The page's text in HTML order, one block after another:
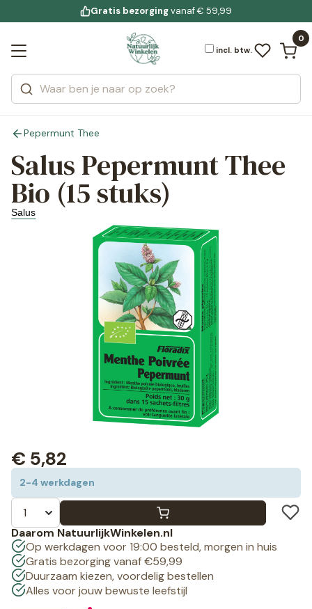
Jouw bewuste leefstijl
voor 19:00 uur besteld
Gratis bezorgingvanaf € 59,99
incl. btw.
0
Zoeken
Categorieën
Merken
Bekijk alle resultaten
Pepermunt Thee
Salus Pepermunt Thee
Bio (15 stuks)
Salus
2-4 werkdagen
€ 5,82
Daarom NatuurlijkWinkelen.nl
Op werkdagen voor 19:00 besteld, morgen in huis
Gratis bezorging vanaf €59,99
Duurzaam kiezen, voordelig bestellen
Alles voor jouw bewuste leefstijl